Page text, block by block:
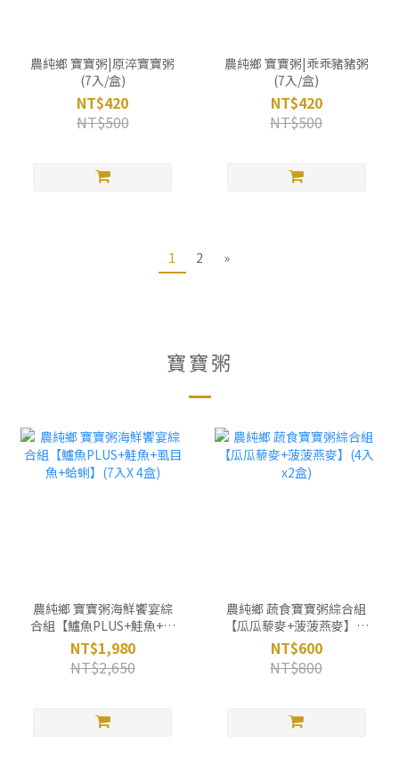
農純鄉 寶寶粥|原淬寶寶粥
(7入/盒)
NT$420
NT$500
農純鄉 寶寶粥|乖乖豬豬粥
(7入/盒)
NT$420
NT$500
1 2 »
寶寶粥
農純鄉 寶寶粥海鮮饗宴綜
合組【鱸魚PLUS+鮭魚+虱
目魚+蛤蜊】(7入X 4盒)
NT$1,980
NT$2,650
農純鄉 蔬食寶寶粥綜合組
【瓜瓜藜麥+菠菠燕麥】(4
入x2盒)
NT$600
NT$800